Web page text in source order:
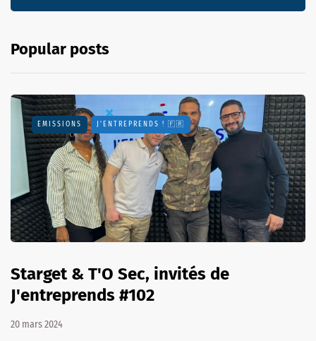
Popular posts
EMISSIONS J'ENTREPRENDS ! 🇫🇷
Starget & T'O Sec, invités de
J'entreprends #102
20 mars 2024